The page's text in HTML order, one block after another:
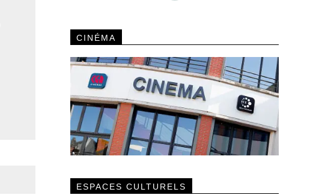
CINÉMA
ESPACES CULTURELS